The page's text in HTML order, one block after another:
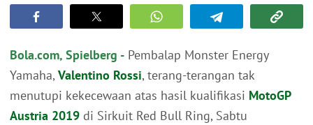
Bola.com, Spielberg - Pembalap Monster Energy
Yamaha, Valentino Rossi, terang-terangan tak
menutupi kekecewaan atas hasil kualifikasi MotoGP
Austria 2019 di Sirkuit Red Bull Ring, Sabtu